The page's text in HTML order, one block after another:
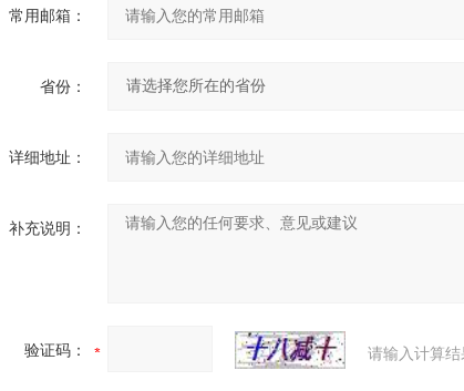
常用邮箱：
省份：
详细地址：
补充说明：
验证码： 请输入计算